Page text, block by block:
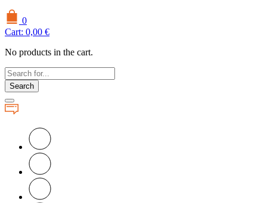
0
Cart: 0,00 €
No products in the cart.
Search